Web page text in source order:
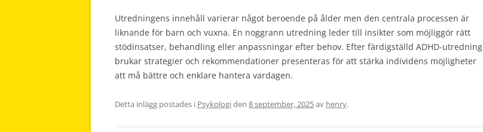
Utredningens innehåll varierar något beroende på ålder men den centrala processen är
liknande för barn och vuxna. En noggrann utredning leder till insikter som möjliggör rätt
stödinsatser, behandling eller anpassningar efter behov. Efter färdigställd ADHD-utredning
brukar strategier och rekommendationer presenteras för att stärka individens möjligheter
att må bättre och enklare hantera vardagen.
Detta inlägg postades i Psykologiden 8 september, 2025av henry.